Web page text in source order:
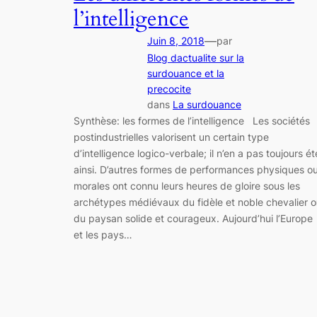
l’intelligence
Juin 8, 2018—par
Blog dactualite sur la
surdouance et la
precocite
dans La surdouance
Synthèse: les formes de l’intelligence Les sociétés
postindustrielles valorisent un certain type
d’intelligence logico-verbale; il n’en a pas toujours
ainsi. D’autres formes de performances physiques ou
morales ont connu leurs heures de gloire sous les
archétypes médiévaux du fidèle et noble chevalier
du paysan solide et courageux. Aujourd’hui l’Europe
et les pays…